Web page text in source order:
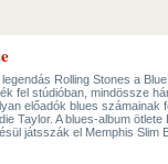
Rolling Stones a
fel stúdióban, mindössze
előadók blues számainak
Taylor. A blues-album ötlete
játsszák el Memphis Slim